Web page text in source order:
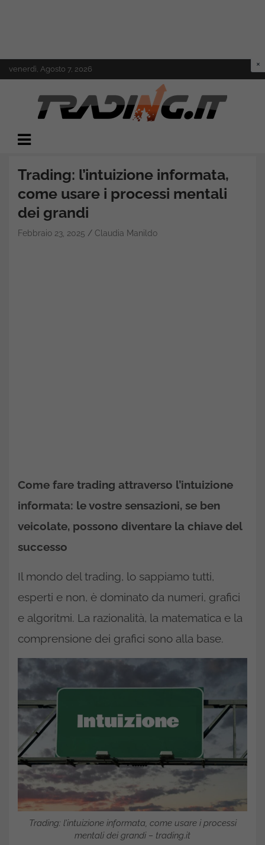
to
venerdì, Agosto 7, 2026
Trading.it
Trading: l’intuizione informata,
come usare i processi mentali
dei grandi
Febbraio 23, 2025 Claudia Manildo
Come fare trading attraverso l’intuizione
informata: le vostre sensazioni, se ben
veicolate, possono diventare la chiave del
successo
Il mondo del trading, lo sappiamo tutti,
esperti e non, è dominato da numeri, grafici
e algoritmi. La razionalità, la matematica e la
comprensione dei grafici sono alla base.
Trading: l’intuizione informata, come usare i processi
mentali dei grandi – trading.it